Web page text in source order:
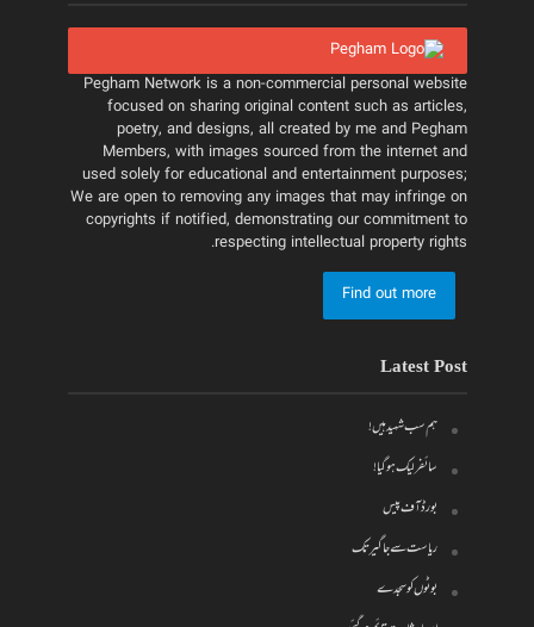
Pegham Network is a non-commercial personal website
focused on sharing original content such as articles,
poetry, and designs, all created by me and Pegham
Members, with images sourced from the internet and
used solely for educational and entertainment purposes;
We are open to removing any images that may infringe on
copyrights if notified, demonstrating our commitment to
respecting intellectual property rights.
Find out more
Latest Post
ہم سب شہید ہیں!
سائفر لیک ہو گیا!
بورڈ آف پیس
ریاست سے جاگیر تک
بوٹوں کو سجدے